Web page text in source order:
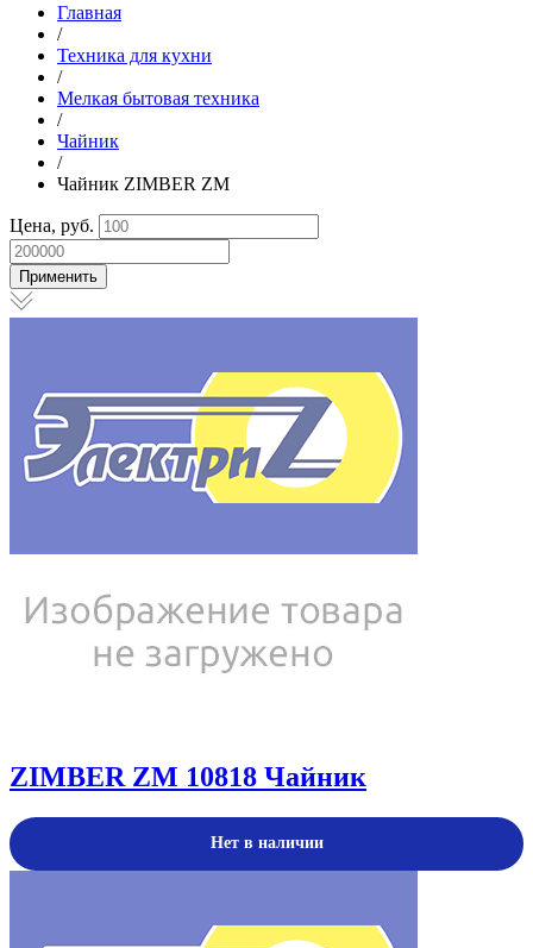
Главная
/
Техника для кухни
/
Мелкая бытовая техника
/
Чайник
/
Чайник ZIMBER ZM
Цена, руб.
ZIMBER ZM 10818 Чайник
Нет в наличии